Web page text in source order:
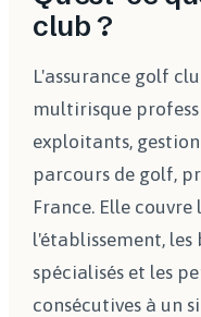
club ?
L'assurance golf
multirisque
exploitants,
parcours de golf,
France. Elle
l'établissement,
spécialisés et les
consécutives à un